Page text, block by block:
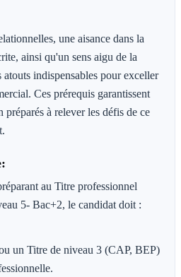
une aisance dans la
ainsi qu'un sens aigu de la
indispensables pour exceller
Ces prérequis garantissent
préparés à relever les défis de ce
au Titre professionnel
5- Bac+2, le candidat doit :
un Titre de niveau 3 (CAP, BEP)